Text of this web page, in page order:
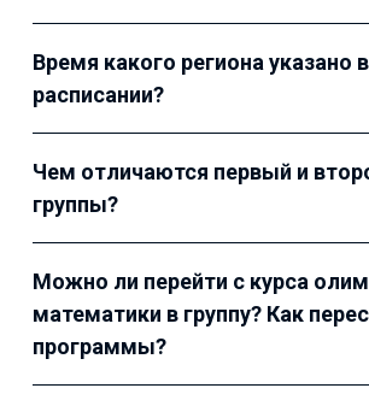
Время какого региона указано в
расписании?
Чем отличаются первый и
группы?
Можно ли перейти с курса
математики в группу? Как
программы?